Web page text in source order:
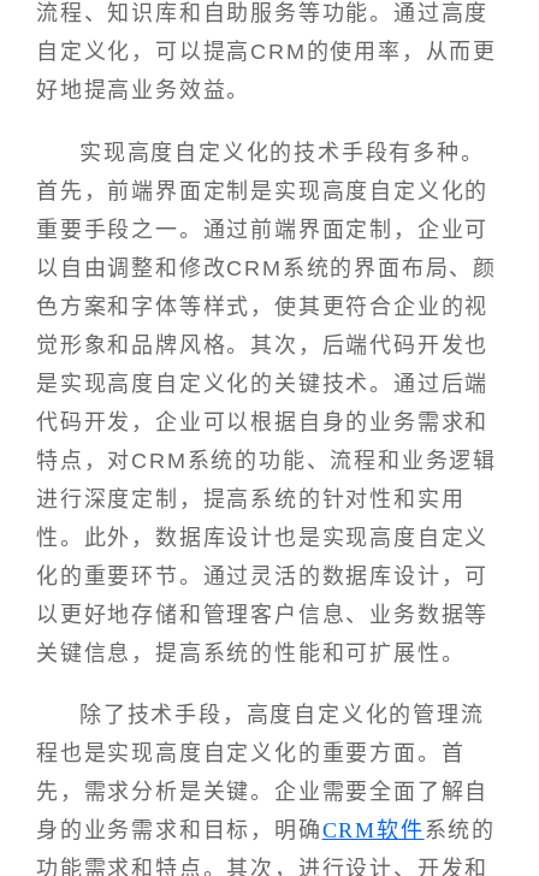
流程、知识库和自助服务等功能。通过高度
自定义化，可以提高CRM的使用率，从而更
好地提高业务效益。
实现高度自定义化的技术手段有多种。
首先，前端界面定制是实现高度自定义化的
重要手段之一。通过前端界面定制，企业可
以自由调整和修改CRM系统的界面布局、颜
色方案和字体等样式，使其更符合企业的视
觉形象和品牌风格。其次，后端代码开发也
是实现高度自定义化的关键技术。通过后端
代码开发，企业可以根据自身的业务需求和
特点，对CRM系统的功能、流程和业务逻辑
进行深度定制，提高系统的针对性和实用
性。此外，数据库设计也是实现高度自定义
化的重要环节。通过灵活的数据库设计，可
以更好地存储和管理客户信息、业务数据等
关键信息，提高系统的性能和可扩展性。
除了技术手段，高度自定义化的管理流
程也是实现高度自定义化的重要方面。首
先，需求分析是关键。企业需要全面了解自
身的业务需求和目标，明确CRM软件系统的
功能需求和特点。其次，进行设计、开发和